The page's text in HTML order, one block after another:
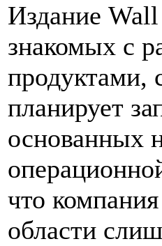
Издание
знакомых с
продуктами,
планирует
основанных
что
области